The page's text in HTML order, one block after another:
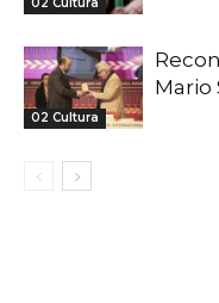
02 Cultura
Mario